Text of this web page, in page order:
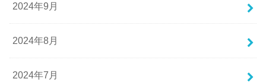
2024年9月
2024年8月
2024年7月